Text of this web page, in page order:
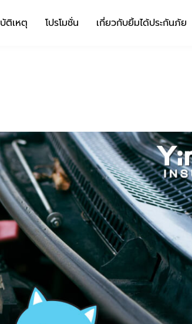
ติเหตุ โปรโมชั่น เกี่ยวกับยิ้มได้ประกันภัย